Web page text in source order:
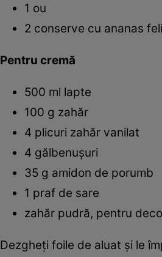
1 ou
2 conserve cu ananas
Pentru cremă
500 ml lapte
100 g zahăr
4 plicuri zahăr vanilat
4 gălbenuşuri
35 g amidon de porumb
1 praf de sare
zahăr pudră, pentru
Dezgheţi foile de aluat şi le